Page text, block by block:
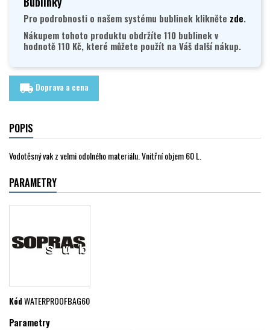
Pro podrobnosti o našem systému bublinek klikněte zde.
Nákupem tohoto produktu obdržíte 110 bublinek v
hodnotě 110 Kč, které můžete použít na Váš další nákup.
local_shipping Doprava a cena
POPIS
Vodotěsný vak z velmi odolného materiálu. Vnitřní objem 60 L.
PARAMETRY
KódWATERPROOFBAG60
Parametry